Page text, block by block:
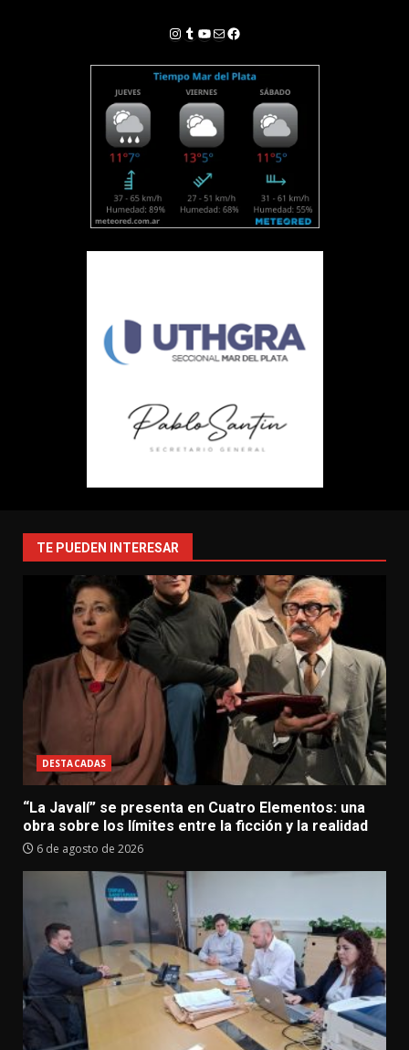
Instagram
Tumblr
YouTube
Correo electrónico
Facebook
TE PUEDEN INTERESAR
DESTACADAS
“La Javalí” se presenta en Cuatro Elementos: una
obra sobre los límites entre la ficción y la realidad
6 de agosto de 2026